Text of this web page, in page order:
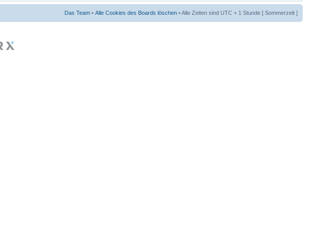
Das Team • Alle Cookies des Boards löschen • Alle Zeiten sind UTC + 1 Stunde [ Sommerzeit ]